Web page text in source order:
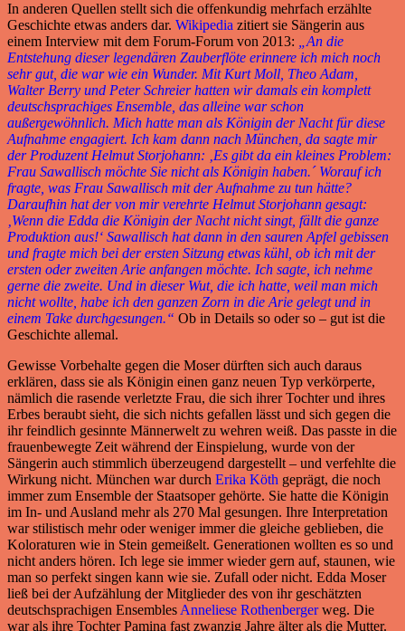
In anderen Quellen stellt sich die offenkundig mehrfach erzählte
Geschichte etwas anders dar. Wikipedia zitiert sie Sängerin aus
einem Interview mit dem Forum-Forum von 2013:
„An die
Entstehung dieser legendären Zauberflöte erinnere ich mich noch
sehr gut, die war wie ein Wunder. Mit Kurt Moll, Theo Adam,
Walter Berry und Peter Schreier hatten wir damals ein komplett
deutschsprachiges Ensemble, das alleine war schon
außergewöhnlich. Mich hatte man als Königin der Nacht für diese
Aufnahme engagiert. Ich kam dann nach München, da sagte mir
der Produzent Helmut Storjohann: ‚Es gibt da ein kleines Problem:
Frau Sawallisch möchte Sie nicht als Königin haben.´ Worauf ich
fragte, was Frau Sawallisch mit der Aufnahme zu tun hätte?
Daraufhin hat der von mir verehrte Helmut Storjohann gesagt:
‚Wenn die Edda die Königin der Nacht nicht singt, fällt die ganze
Produktion aus!‘ Sawallisch hat dann in den sauren Apfel gebissen
und fragte mich bei der ersten Sitzung etwas kühl, ob ich mit der
ersten oder zweiten Arie anfangen möchte. Ich sagte, ich nehme
gerne die zweite. Und in dieser Wut, die ich hatte, weil man mich
nicht wollte, habe ich den ganzen Zorn in die Arie gelegt und in
einem Take durchgesungen.“ Ob in Details so oder so – gut ist die
Geschichte allemal.
Gewisse Vorbehalte gegen die Moser dürften sich auch daraus
erklären, dass sie als Königin einen ganz neuen Typ verkörperte,
nämlich die rasende verletzte Frau, die sich ihrer Tochter und ihres
Erbes beraubt sieht, die sich nichts gefallen lässt und sich gegen die
ihr feindlich gesinnte Männerwelt zu wehren weiß. Das passte in die
frauenbewegte Zeit während der Einspielung, wurde von der
Sängerin auch stimmlich überzeugend dargestellt – und verfehlte die
Wirkung nicht. München war durch Erika Köth geprägt, die noch
immer zum Ensemble der Staatsoper gehörte. Sie hatte die Königin
im In- und Ausland mehr als 270 Mal gesungen. Ihre Interpretation
war stilistisch mehr oder weniger immer die gleiche geblieben, die
Koloraturen wie in Stein gemeißelt. Generationen wollten es so und
nicht anders hören. Ich lege sie immer wieder gern auf, staunen, wie
man so perfekt singen kann wie sie. Zufall oder nicht. Edda Moser
ließ bei der Aufzählung der Mitglieder des von ihr geschätzten
deutschsprachigen Ensembles Anneliese Rothenbergerweg. Die
war als ihre Tochter Pamina fast zwanzig Jahre älter als die Mutter.